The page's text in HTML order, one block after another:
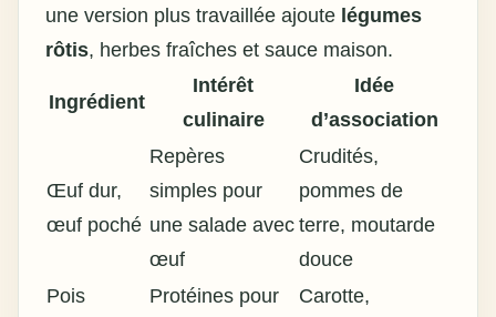
une version plus travaillée ajoute légumes
rôtis, herbes fraîches et sauce maison.
Ingrédient
Intérêt
culinaire
Idée
d’association
Œuf dur,
œuf poché
Repères
simples pour
une salade avec
œuf
Crudités,
pommes de
terre, moutarde
douce
Pois
Protéines pour
Carotte,